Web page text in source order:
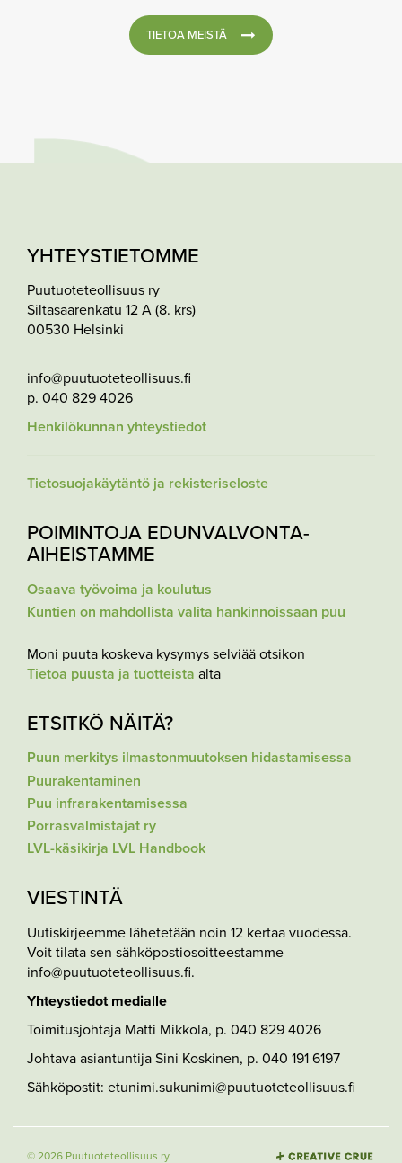
TIETOA MEISTÄ
YHTEYSTIETOMME
Puutuoteteollisuus ry
Siltasaarenkatu 12 A (8. krs)
00530 Helsinki
info@puutuoteteollisuus.fi
p. 040 829 4026
Henkilökunnan yhteystiedot
Tietosuojakäytäntö ja rekisteriseloste
POIMINTOJA EDUNVALVONTA-
AIHEISTAMME
Osaava työvoima ja koulutus
Kuntien on mahdollista valita hankinnoissaan puu
Moni puuta koskeva kysymys selviää otsikon
Tietoa puusta ja tuotteista alta
ETSITKÖ NÄITÄ?
Puun merkitys ilmastonmuutoksen hidastamisessa
Puurakentaminen
Puu infrarakentamisessa
Porrasvalmistajat ry
LVL-käsikirja LVL Handbook
VIESTINTÄ
Uutiskirjeemme lähetetään noin 12 kertaa vuodessa.
Voit tilata sen sähköpostiosoitteestamme
info@puutuoteteollisuus.fi.
Yhteystiedot medialle
Toimitusjohtaja Matti Mikkola, p. 040 829 4026
Johtava asiantuntija Sini Koskinen, p. 040 191 6197
Sähköpostit: etunimi.sukunimi@puutuoteteollisuus.fi
© 2026 Puutuoteteollisuus ry